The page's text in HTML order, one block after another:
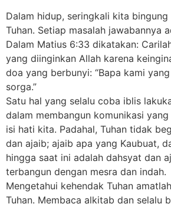
Dalam hidup, seringkali kita
Tuhan. Setiap masalah jawabannya
Dalam Matius 6:33 dikatakan:
yang diinginkan Allah karena
doa yang berbunyi: “Bapa kami
sorga.”
Satu hal yang selalu coba iblis
dalam membangun komunikasi
isi hati kita. Padahal, Tuhan tidak
dan ajaib; ajaib apa yang Kaubuat,
hingga saat ini adalah dahsyat dan
terbangun dengan mesra dan indah.
Mengetahui kehendak Tuhan
Tuhan. Membaca alkitab dan selalu